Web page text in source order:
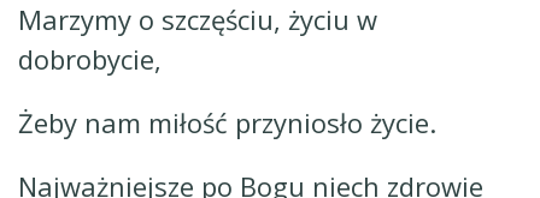
Marzymy o szczęściu, życiu w
dobrobycie,
Żeby nam miłość przyniosło życie.
Najważniejsze po Bogu niech zdrowie